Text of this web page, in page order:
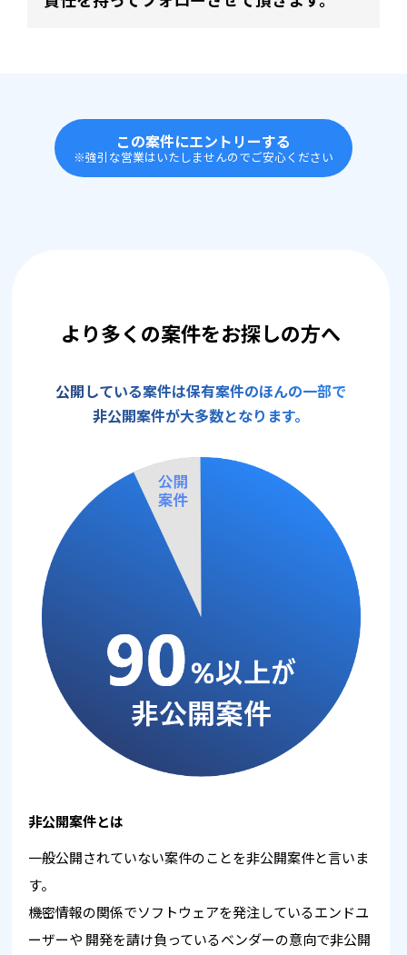
この案件にエントリーする
※強引な営業はいたしませんのでご安心ください
より多くの案件をお探しの方へ
公開している案件は保有案件のほんの一部で
非公開案件が大多数となります。
非公開案件とは
一般公開されていない案件のことを非公開案件と言いま
す。
機密情報の関係でソフトウェアを発注しているエンドユ
ーザーや 開発を請け負っているベンダーの意向で非公開